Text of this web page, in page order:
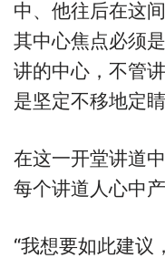
中、他往后在这
其中心焦点必须
讲的中心，不管
是坚定不移地定
在这一开堂讲道
每个讲道人心中
“我想要如此建议